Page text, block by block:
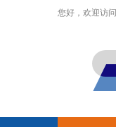
您好，欢迎访问